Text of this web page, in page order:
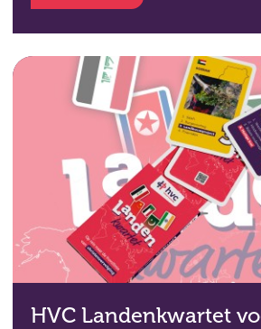
HVC Landenkwartet